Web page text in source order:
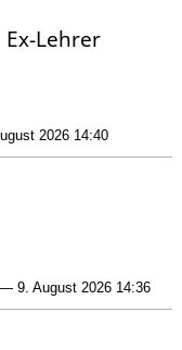
Lehrer
2026 14:40
9. August 2026 14:36